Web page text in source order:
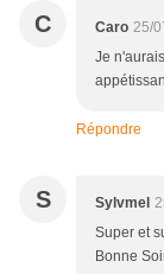
C Caro 25/
Je
Répondre
S Sylvmel
Super et
Bonne